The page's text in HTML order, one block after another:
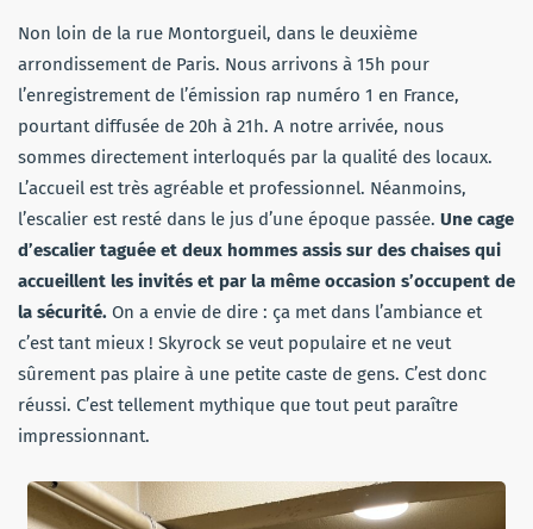
Non loin de la rue Montorgueil, dans le deuxième
arrondissement de Paris. Nous arrivons à 15h pour
l’enregistrement de l’émission rap numéro 1 en France,
pourtant diffusée de 20h à 21h. A notre arrivée, nous
sommes directement interloqués par la qualité des locaux.
L’accueil est très agréable et professionnel. Néanmoins,
l’escalier est resté dans le jus d’une époque passée. Une cage
d’escalier taguée et deux hommes assis sur des chaises qui
accueillent les invités et par la même occasion s’occupent de
la sécurité. On a envie de dire : ça met dans l’ambiance et
c’est tant mieux ! Skyrock se veut populaire et ne veut
sûrement pas plaire à une petite caste de gens. C’est donc
réussi. C’est tellement mythique que tout peut paraître
impressionnant.